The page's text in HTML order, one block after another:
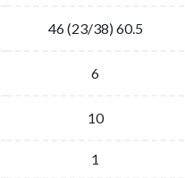
46 (23/38) 60.5
6
10
1